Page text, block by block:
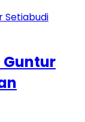
Guntur